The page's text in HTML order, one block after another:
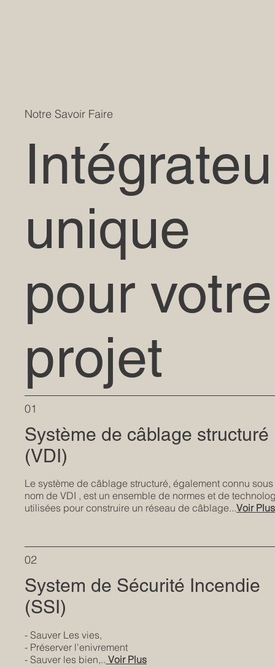
01
​Système de câblage structuré
(VDI)
Le système de câblage structuré, également connu
nom de VDI , est un ensemble de normes et de
utilisées pour construire un réseau de câblage...Voir Plus
02
System de Sécurité Incendie
(SSI)
- Sauver Les vies,
- Préserver l'enivrement
- Sauver les bien,.. Voir Plus
Notre Savoir Faire
unique
pour votre
projet